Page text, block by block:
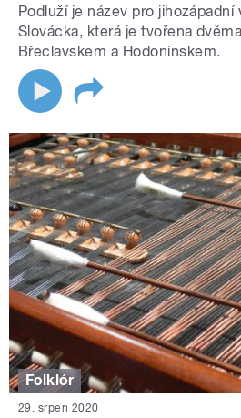
Podluží je název pro
Slovácka, která je tvořena
Břeclavskem a Hodonínskem.
Folklór
29. srpen 2020